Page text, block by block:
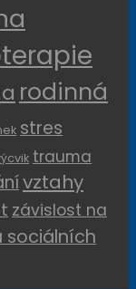
rodinná
stres
trauma
vztahy
závislost na
sociálních